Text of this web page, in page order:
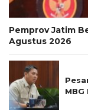
Pemprov Jatim
Agustus 2026
MBG